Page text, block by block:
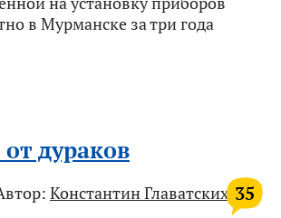
в Мурманске за три года
дураков
35
Константин Главатских